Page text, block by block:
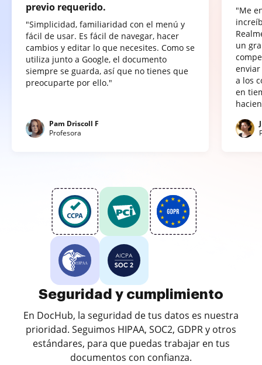
previo requerido.
"Simplicidad, familiaridad con el menú y
fácil de usar. Es fácil de navegar, hacer
cambios y editar lo que necesites. Como se
utiliza junto a Google, el documento
siempre se guarda, así que no tienes que
preocuparte por ello."
Pam Driscoll F
Profesora
"Me
un
a los
en
Seguridad y cumplimiento
En DocHub, la seguridad de tus datos es nuestra
prioridad. Seguimos HIPAA, SOC2, GDPR y otros
estándares, para que puedas trabajar en tus
documentos con confianza.